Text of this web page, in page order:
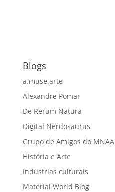
Blogs
a.muse.arte
Alexandre Pomar
De Rerum Natura
Digital Nerdosaurus
Grupo de Amigos do MNAA
História e Arte
Indústrias culturais
Material World Blog